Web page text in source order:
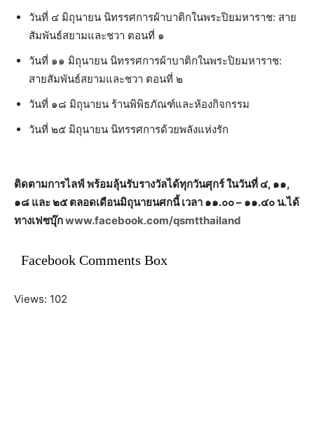
วันที่ ๔ มิถุนายน นิทรรศการผ้าบาติกในพระปิยมหาราช: สาย
สัมพันธ์สยามและชวา ตอนที่ ๑
วันที่ ๑๑ มิถุนายน นิทรรศการผ้าบาติกในพระปิยมหาราช:
สายสัมพันธ์สยามและชวา ตอนที่ ๒
วันที่ ๑๘ มิถุนายน ร้านพิพิธภัณฑ์และห้องกิจกรรม
วันที่ ๒๕ มิถุนายน นิทรรศการด้วยพลังแห่งรัก
ติดตามการไลฟ์ พร้อมลุ้นรับรางวัลได้ทุกวันศุกร์ ในวันที่ ๔, ๑๑,
๑๘ และ ๒๕ ตลอดเดือนมิถุนายนศกนี้ เวลา ๑๑.๐๐ – ๑๑.๔๐ น.ได้
ทางเฟซบุ๊กwww.facebook.com/qsmtthailand
Facebook Comments Box
Views: 102